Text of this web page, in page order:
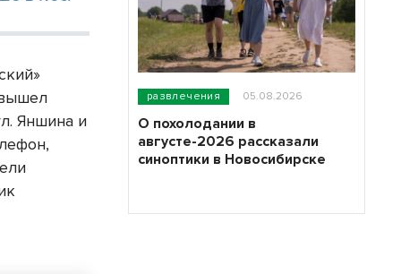
Яншина и
развлечения 05.08.2026
О похолодании в
августе-2026 рассказали
синоптики в Новосибирске